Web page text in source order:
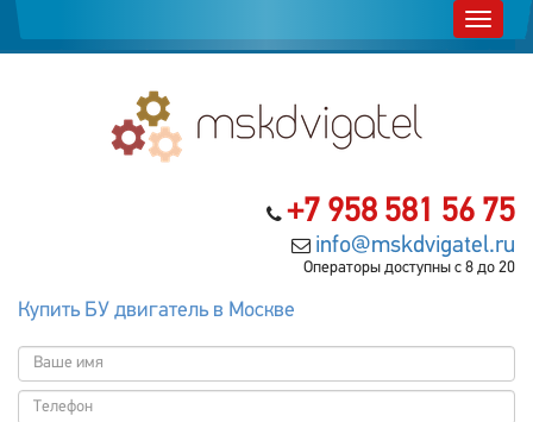
+7 958 581 56 75
info@mskdvigatel.ru
Операторы доступны с 8 до 20
Купить БУ двигатель в Москве